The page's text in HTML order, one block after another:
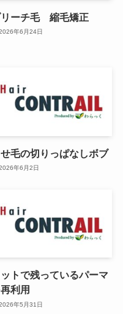
リーチ毛 縮毛矯正
年6月24日
せ毛の切りっぱなしボブ
年6月2日
トで残っているパーマ
利用
年5月31日